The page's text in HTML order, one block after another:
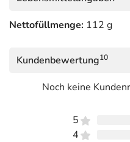
Nettofüllmenge: 112 g
Kundenbewertung10
Noch keine
5
4